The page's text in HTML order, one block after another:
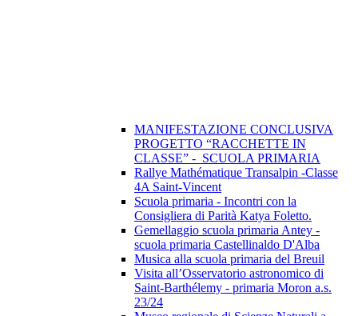
MANIFESTAZIONE CONCLUSIVA
PROGETTO “RACCHETTE IN
CLASSE” - SCUOLA PRIMARIA
Rallye Mathématique Transalpin -Classe
4A Saint-Vincent
Scuola primaria - Incontri con la
Consigliera di Parità Katya Foletto.
Gemellaggio scuola primaria Antey -
scuola primaria Castellinaldo D'Alba
Musica alla scuola primaria del Breuil
Visita all’Osservatorio astronomico di
Saint-Barthélemy - primaria Moron a.s.
23/24